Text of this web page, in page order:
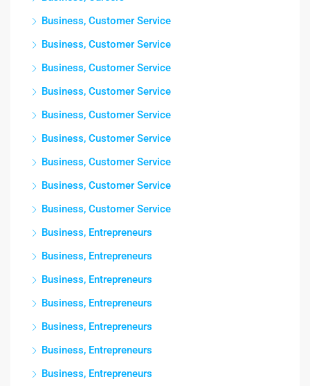
Business, Customer Service
Business, Customer Service
Business, Customer Service
Business, Customer Service
Business, Customer Service
Business, Customer Service
Business, Customer Service
Business, Customer Service
Business, Customer Service
Business, Entrepreneurs
Business, Entrepreneurs
Business, Entrepreneurs
Business, Entrepreneurs
Business, Entrepreneurs
Business, Entrepreneurs
Business, Entrepreneurs